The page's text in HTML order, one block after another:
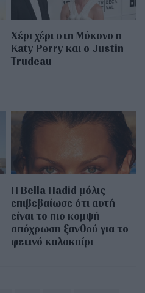
Χέρι χέρι στη Μύκονο η
Katy Perry και ο Justin
Trudeau
Η Bella Hadid μόλις
επιβεβαίωσε ότι αυτή
είναι το πιο κομψή
απόχρωση ξανθού για το
φετινό καλοκαίρι